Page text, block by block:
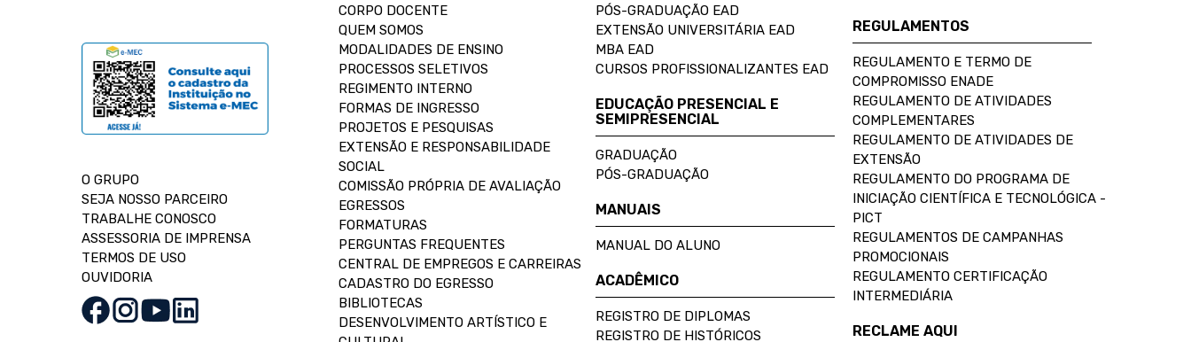
O GRUPO
SEJA NOSSO PARCEIRO
TRABALHE CONOSCO
ASSESSORIA DE IMPRENSA
TERMOS DE USO
OUVIDORIA
CORPO DOCENTE
QUEM SOMOS
MODALIDADES DE ENSINO
PROCESSOS SELETIVOS
REGIMENTO INTERNO
FORMAS DE INGRESSO
PROJETOS E PESQUISAS
EXTENSÃO E RESPONSABILIDADE
SOCIAL
COMISSÃO PRÓPRIA DE AVALIAÇÃO
EGRESSOS
FORMATURAS
PERGUNTAS FREQUENTES
CENTRAL DE EMPREGOS E CARREIRAS
CADASTRO DO EGRESSO
BIBLIOTECAS
DESENVOLVIMENTO ARTÍSTICO E
PÓS-GRADUAÇÃO EAD
EXTENSÃO UNIVERSITÁRIA EAD
MBA EAD
CURSOS PROFISSIONALIZANTES EAD
EDUCAÇÃO PRESENCIAL E
SEMIPRESENCIAL
GRADUAÇÃO
PÓS-GRADUAÇÃO
MANUAIS
MANUAL DO ALUNO
ACADÊMICO
REGISTRO DE DIPLOMAS
REGISTRO DE HISTÓRICOS
REGULAMENTOS
REGULAMENTO E TERMO DE
COMPROMISSO ENADE
REGULAMENTO DE ATIVIDADES
COMPLEMENTARES
REGULAMENTO DE ATIVIDADES DE
EXTENSÃO
REGULAMENTO DO PROGRAMA DE
INICIAÇÃO CIENTÍFICA E TECNOLÓGICA -
PICT
REGULAMENTOS DE CAMPANHAS
PROMOCIONAIS
REGULAMENTO CERTIFICAÇÃO
INTERMEDIÁRIA
RECLAME AQUI